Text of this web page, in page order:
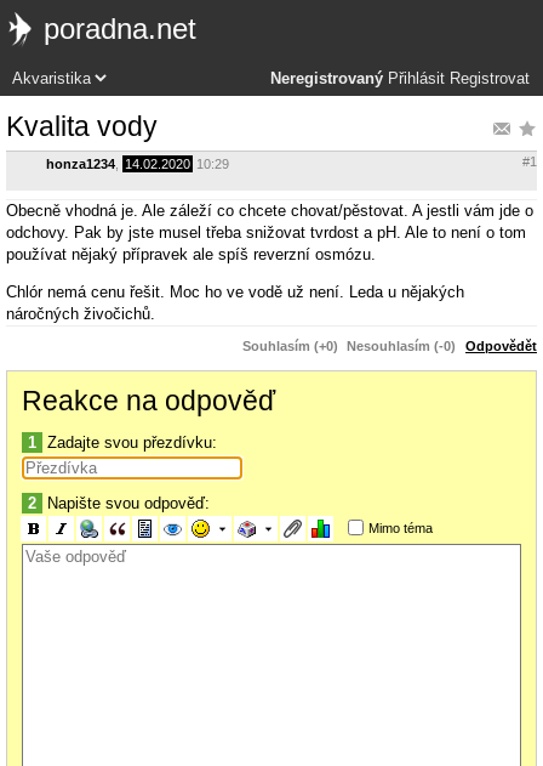
poradna.net
Neregistrovaný Přihlásit Registrovat
Kvalita vody
honza1234 14.02.2020 10:29 #1
Obecně vhodná je. Ale záleží co chcete chovat/pěstovat. A jestli vám jde o
odchovy. Pak by jste musel třeba snižovat tvrdost a pH. Ale to není o tom
používat nějaký přípravek ale spíš reverzní osmózu.
Chlór nemá cenu řešit. Moc ho ve vodě už není. Leda u nějakých
náročných živočichů.
Souhlasím (+0) Nesouhlasím (-0) Odpovědět
Reakce na odpověď
1 Zadajte svou přezdívku:
2 Napište svou odpověď:
Mimo téma